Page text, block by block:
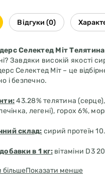
Відгуки (0)
Селектед Міт Телятина
Завдяки високій якості
Селектед Міт – це
і безпечно.
43.28% телятина
легені), горох 6%,
склад: сирий протеїн
в 1 кг:вітаміни D3
II, моногідрат) 1.4мг, йод
більшеПоказати менше